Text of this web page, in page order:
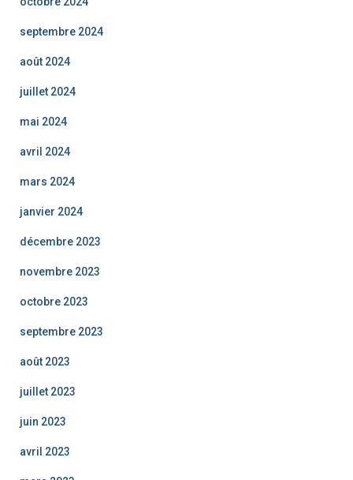
septembre 2024
août 2024
juillet 2024
mai 2024
avril 2024
mars 2024
janvier 2024
décembre 2023
novembre 2023
octobre 2023
septembre 2023
août 2023
juillet 2023
juin 2023
avril 2023